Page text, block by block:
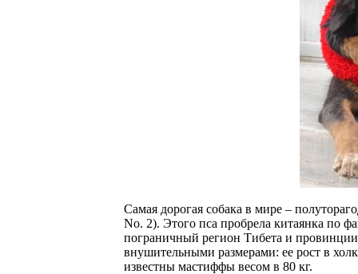
Самая дорогая собака в мире –
No. 2). Этого пса пробрела китаянка по
пограничный регион Тибета и
внушительными размерами: ее рост в
известны мастиффы весом в 80 кг.